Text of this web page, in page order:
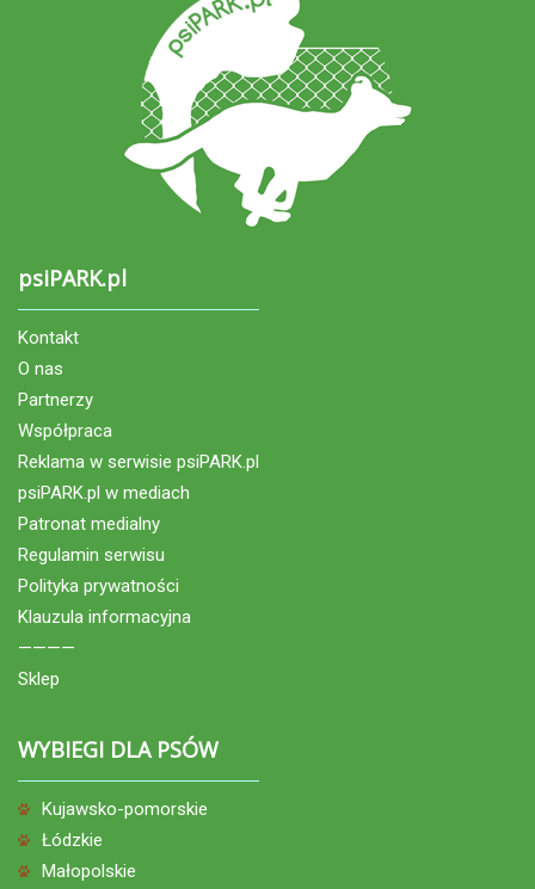
psiPARK.pl
Kontakt
O nas
Partnerzy
Współpraca
Reklama w serwisie psiPARK.pl
psiPARK.pl w mediach
Patronat medialny
Regulamin serwisu
Polityka prywatności
Klauzula informacyjna
————
Sklep
WYBIEGI DLA PSÓW
Kujawsko-pomorskie
Łódzkie
Małopolskie